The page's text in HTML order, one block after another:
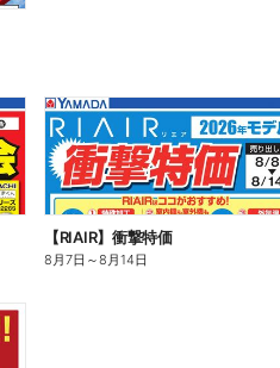
【RIAIR】衝撃特価
8月7日 ～8月14日